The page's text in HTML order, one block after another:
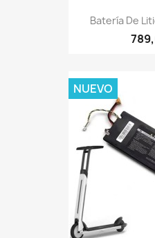
Batería De
NUEVO